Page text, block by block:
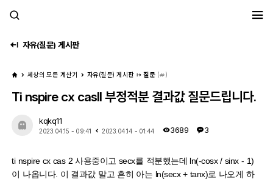
자유(질문) 게시판
세상의 모든 계산기 자유(질문) 게시판 질문 ( )
Ti nspire cx casII 부정적분 결과값 질문드립니다.
kqkq11
2023.04.15 - 09:41 2023.04.14 - 01:44 3689 3
ti nspire cx cas 2 사용중이고 secx를 적분했는데 ln(-cosx / sinx - 1)
이 나옵니다. 이 결과값 말고 흔히 아는 ln(secx + tanx)로 나오게 하